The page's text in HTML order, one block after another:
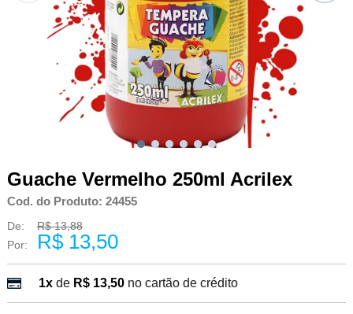
Guache Vermelho 250ml Acrilex
Cod. do Produto: 24455
De:
R$ 13,88
Por:
R$ 13,50
1xde R$ 13,50 no cartão de crédito